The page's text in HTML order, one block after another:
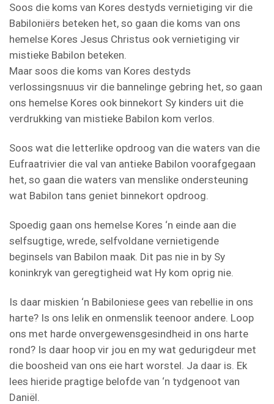
Soos die koms van Kores destyds vernietiging vir die
Babiloniërs beteken het, so gaan die koms van ons
hemelse Kores Jesus Christus ook vernietiging vir
mistieke Babilon beteken.
Maar soos die koms van Kores destyds
verlossingsnuus vir die bannelinge gebring het, so gaan
ons hemelse Kores ook binnekort Sy kinders uit die
verdrukking van mistieke Babilon kom verlos.
Soos wat die letterlike opdroog van die waters van die
Eufraatrivier die val van antieke Babilon voorafgegaan
het, so gaan die waters van menslike ondersteuning
wat Babilon tans geniet binnekort opdroog.
Spoedig gaan ons hemelse Kores ‘n einde aan die
selfsugtige, wrede, selfvoldane vernietigende
beginsels van Babilon maak. Dit pas nie in by Sy
koninkryk van geregtigheid wat Hy kom oprig nie.
Is daar miskien ‘n Babiloniese gees van rebellie in ons
harte? Is ons lelik en onmenslik teenoor andere. Loop
ons met harde onvergewensgesindheid in ons harte
rond? Is daar hoop vir jou en my wat gedurigdeur met
die boosheid van ons eie hart worstel. Ja daar is. Ek
lees hieride pragtige belofde van ‘n tydgenoot van
Daniël.